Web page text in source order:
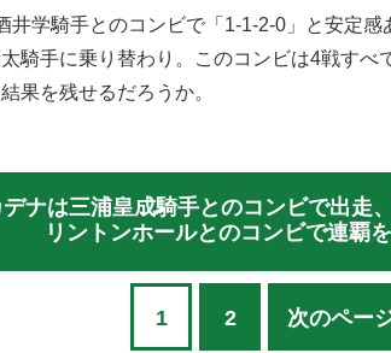
学騎手とのコンビで「1-1-2-0」と安定感
騎手に乗り替わり。このコンビは4戦すべ
果を残せるだろうか。
デナは三浦皇成騎手とのコンビで出走
リントンホールとのコンビで連覇
1 2 次のペー